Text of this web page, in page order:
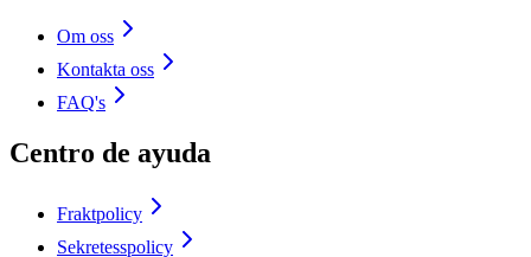
Om oss
Kontakta oss
FAQ's
Centro de ayuda
Fraktpolicy
Sekretesspolicy